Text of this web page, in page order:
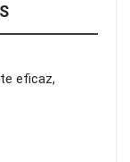
eficaz,